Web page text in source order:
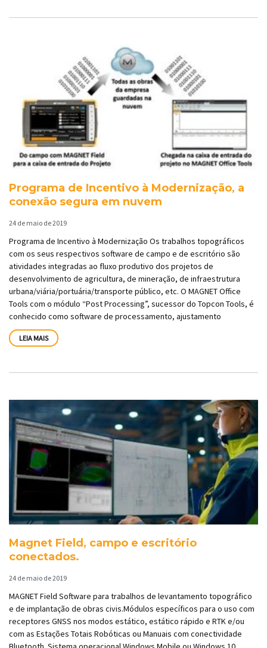
Programa de Incentivo à Modernização, a
conexão segura em nuvem
24 de maio de 2019
Programa de Incentivo à Modernização Os trabalhos topográficos
com os seus respectivos software de campo e de escritório são
atividades integradas ao fluxo produtivo dos projetos de
desenvolvimento de agricultura, de mineração, de infraestrutura
urbana/viária/portuária/transporte público, etc. O MAGNET Office
Tools com o módulo “Post Processing”, sucessor do Topcon Tools, é
conhecido como software de processamento, ajustamento
LEIA MAIS
Magnet Field, campo e escritório
conectados.
24 de maio de 2019
MAGNET Field Software para trabalhos de levantamento topográfico
e de implantação de obras civis.Módulos específicos para o uso com
receptores GNSS nos modos estático, estático rápido e RTK e/ou
com as Estações Totais Robóticas ou Manuais com conectividade